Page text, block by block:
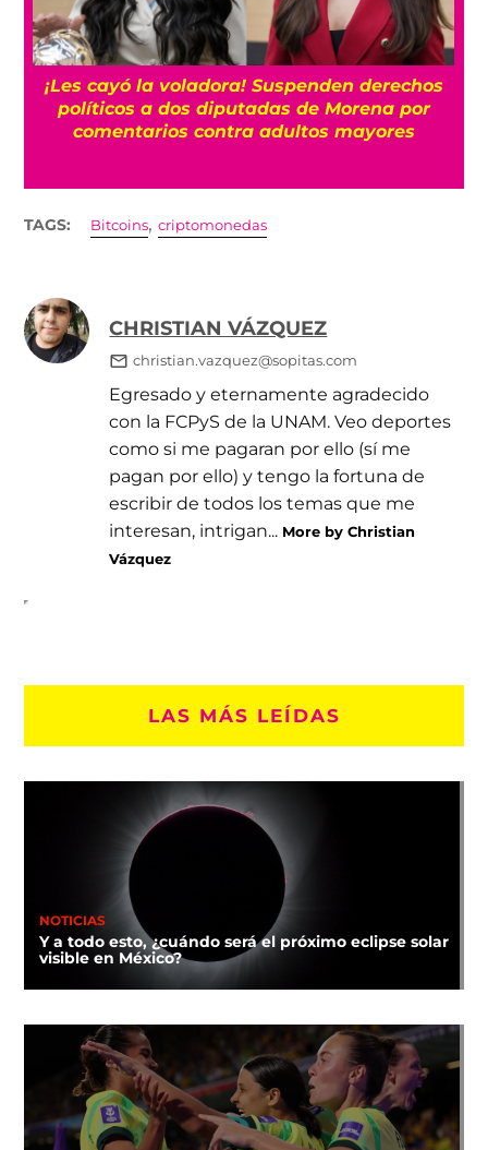
¡Les cayó la voladora! Suspenden derechos
políticos a dos diputadas de Morena por
comentarios contra adultos mayores
TAGS: Bitcoins,criptomonedas
CHRISTIAN VÁZQUEZ
christian.vazquez@sopitas.com
Egresado y eternamente agradecido
con la FCPyS de la UNAM. Veo deportes
como si me pagaran por ello (sí me
pagan por ello) y tengo la fortuna de
escribir de todos los temas que me
interesan, intrigan... More by Christian
Vázquez
LAS MÁS LEÍDAS
NOTICIAS
Y a todo esto, ¿cuándo será el próximo eclipse solar
visible en México?